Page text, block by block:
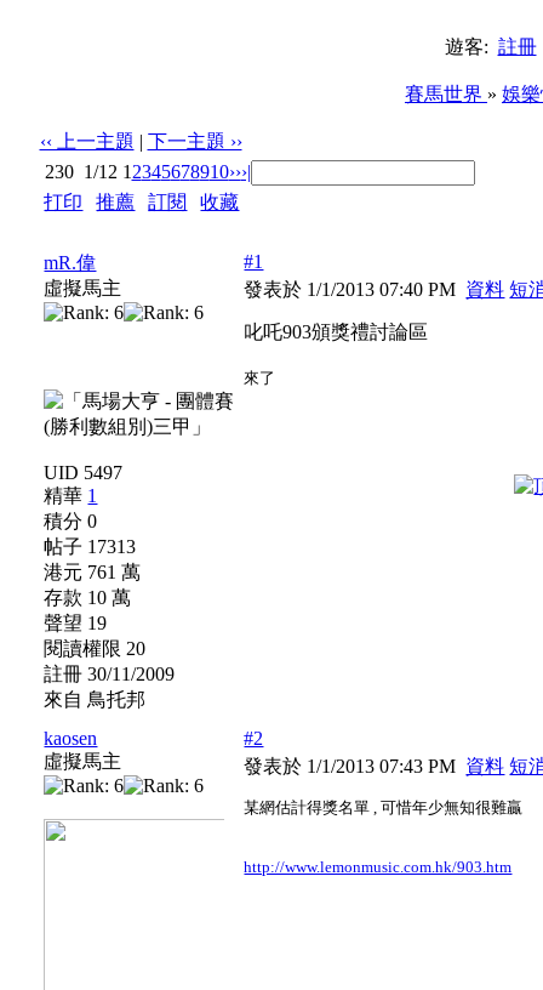
遊客: 註冊
賽馬世界 » 娛
‹‹ 上一主題 | 下一主題 ››
230 1/12 1 2345678910›››|
打印 |推薦 |訂閱 |收藏
mR.偉
虛擬馬主
UID 5497
精華 1
積分 0
帖子 17313
港元 761 萬
存款 10 萬
聲望 19
閱讀權限 20
註冊 30/11/2009
來自 鳥托邦
#1
發表於 1/1/2013 07:40 PM 資料 短
叱吒903頒獎禮討論區
來了
kaosen
虛擬馬主
#2
發表於 1/1/2013 07:43 PM 資料 短
某網估計得獎名單 , 可惜年少無知很難贏
http://www.lemonmusic.com.hk/903.htm